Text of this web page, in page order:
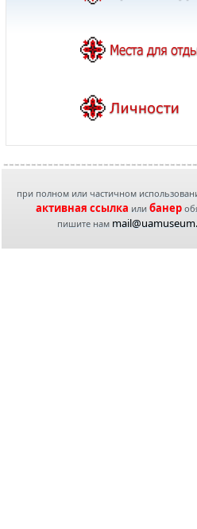
при полном или частичном
активная ссылка или банер
пишите нам